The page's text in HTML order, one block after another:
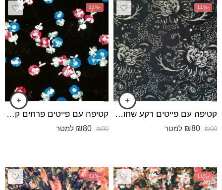
-11%
קטיפה עם פייטים רקע שחור פייט זהב בהיר
₪90
₪80 למטר
-11%
קטיפה עם פייטים פרחים קטנים
₪90
₪80 למטר
-11%
-11%